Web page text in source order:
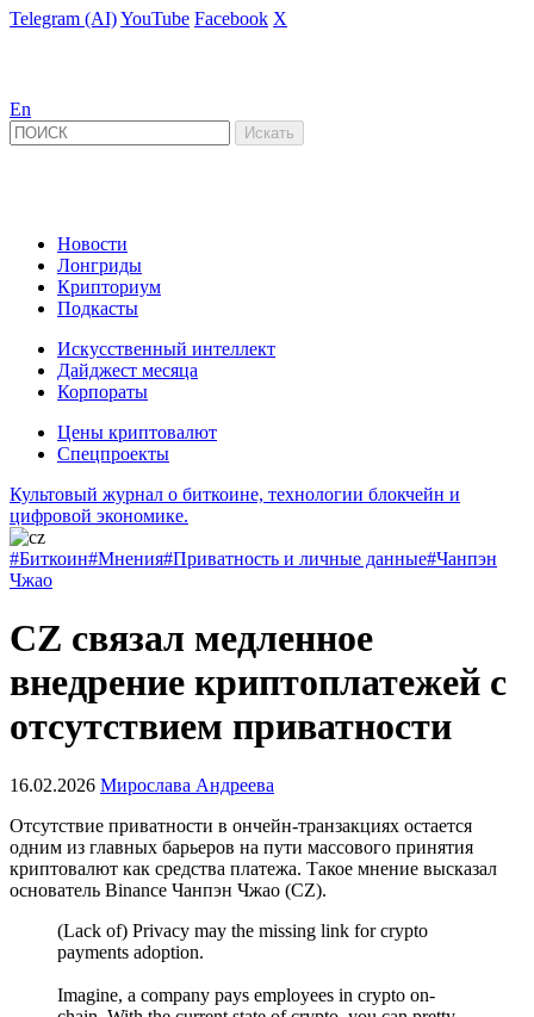
Telegram (AI)YouTube Facebook X
En
Новости
Лонгриды
Крипториум
Подкасты
Искусственный интеллект
Дайджест месяца
Корпораты
Цены криптовалют
Спецпроекты
Культовый журнал о биткоине, технологии блокчейн и
цифровой экономике.
#Биткоин#Мнения#Приватность и личные данные#Чанпэн
Чжао
CZ связал медленное
внедрение криптоплатежей с
отсутствием приватности
16.02.2026 Мирослава Андреева
Отсутствие приватности в ончейн-транзакциях остается
одним из главных барьеров на пути массового принятия
криптовалют как средства платежа. Такое мнение высказал
основатель Binance Чанпэн Чжао (CZ).
(Lack of) Privacy may the missing link for crypto
payments adoption.
Imagine, a company pays employees in crypto on-